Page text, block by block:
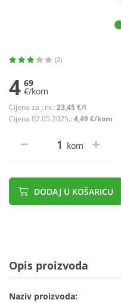
(2)
4 69
€/kom
Cijena za j.m.: 23,45 €/l
Cijena 02.05.2025.: 4,49 €/kom
kom
DODAJ U KOŠARICU
Opis proizvoda
Naziv proizvoda: